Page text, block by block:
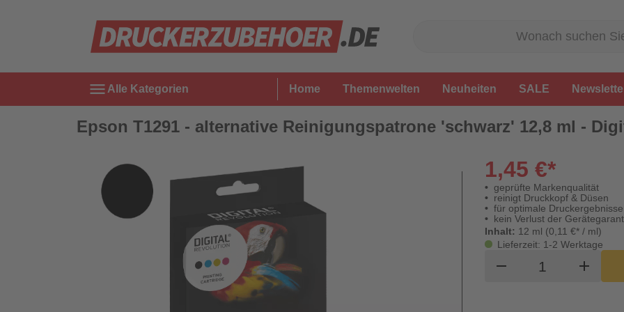
menu Alle Kategorien Home Themenwelten Neuheiten SALE
Epson T1291 - alternative Reinigungspatrone 'schwarz' 12,8 ml -
1,45 €*
geprüfte Markenqualität
reinigt Druckkopf & Düsen
für optimale Druckergebnisse
kein Verlust der
Inhalt: 12 ml (0,11 €* / ml)
Lieferzeit: 1-2 Werktage
remove Produktadd